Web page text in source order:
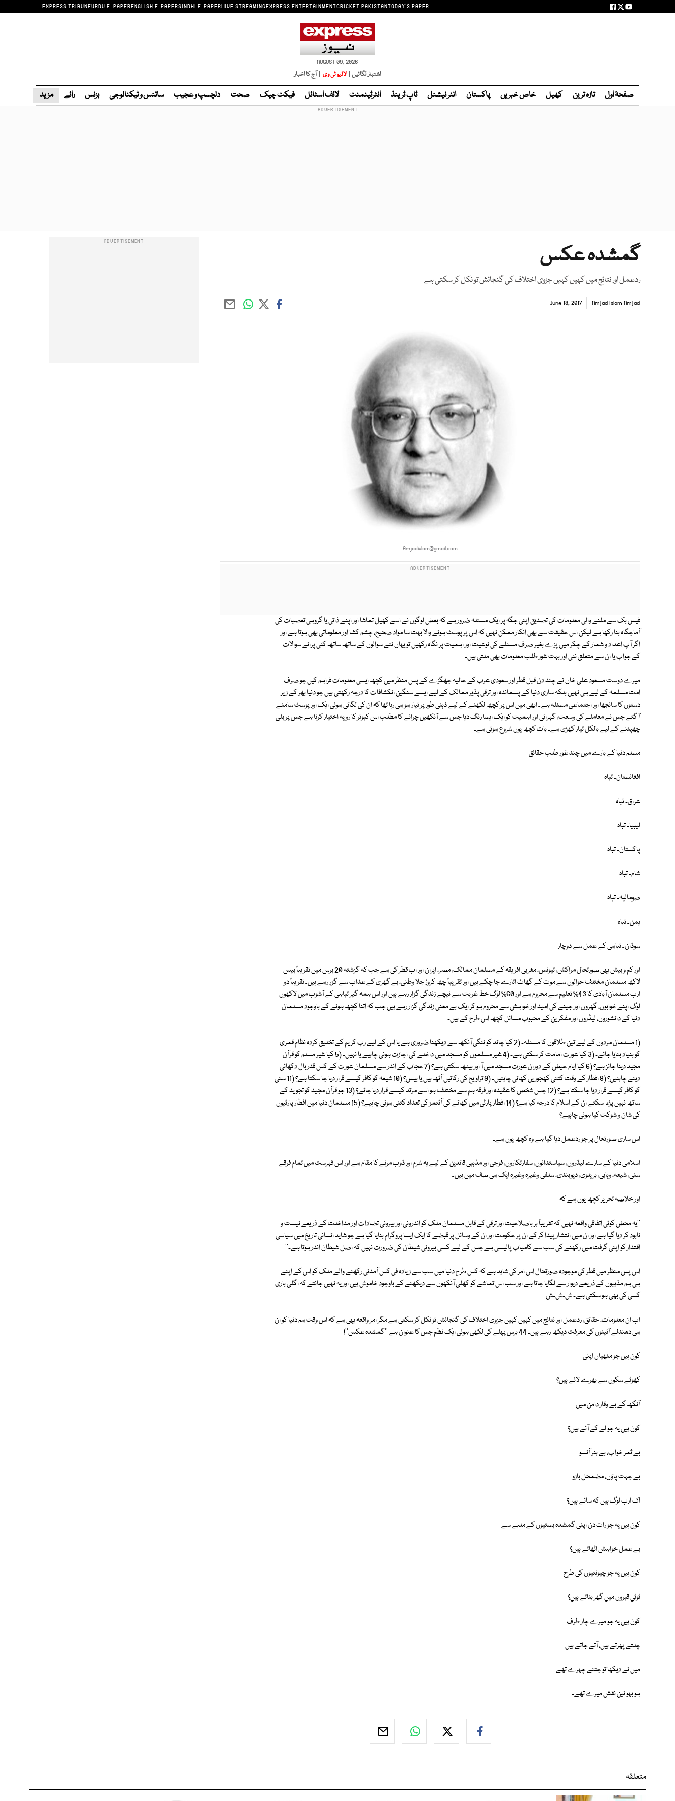
EXPRESS TRIBUNEURDU E-PAPERENGLISH E-PAPERSINDHI E-PAPERLIVE STREAMINGEXPRESS ENTERTAINMENTCRICKET PAKISTANTODAY'S PAPER
AUGUST 09, 2026
اشتہار لگائیں | لائیو ٹی وی | آج کا اخبار
صفحۂ اول تازہ ترین کھیل خاص خبریں پاکستان انٹر نیشنل ٹاپ ٹرینڈ انٹرٹینمنٹ لائف اسٹائل فیکٹ چیک صحت دلچسپ و عجیب سائنس و ٹیکنالوجی بزنس رائے مزید
گمشدہ عکس
ردعمل اور نتائج میں کہیں کہیں جزوی اختلاف کی گنجائش تو نکل کر سکتی ہے
Amjad Islam Amjad
June 18, 2017
Amjadislam@gmail.com
فیس بک سے ملنے والی معلومات کی تصدیق اپنی جگہ پر ایک مسئلہ ضرور ہے کہ بعض لوگوں نے اسے کھیل تماشا اور اپنے ذاتی یا گروہی تعصبات کی
آماجگاہ بنا رکھا ہے لیکن اس حقیقت سے بھی انکار ممکن نہیں کہ اس پر پوسٹ ہونے والا بہت سا مواد صحیح، چشم کشا اور معلوماتی بھی ہوتا ہے اور
اگر آپ اعداد و شمار کے چکر میں پڑے بغیر صرف مسئلے کی نوعیت اور اہمیت پر نگاہ رکھیں تو یہاں نئے سوالوں کے ساتھ ساتھ کئی پرانے سوالات
کے جواب یا ان سے متعلق نئی اور بہت غور طلب معلومات بھی ملتی ہیں۔
میرے دوست مسعود علی خاں نے چند دن قبل قطر اور سعودی عرب کے حالیہ جھگڑے کے پس منظر میں کچھ ایسی معلومات فراہم کیں جو صرف
امت مسلمہ کے لیے ہی نہیں بلکہ ساری دنیا کے پسماندہ اور ترقی پذیر ممالک کے لیے ایسے سنگین انکشافات کا درجہ رکھتی ہیں جو دنیا بھر کے زیر
دستوں کا سانجھا اور اجتماعی مسئلہ ہے۔ ابھی میں اس پر کچھ لکھنے کے لیے ذہنی طور پر تیار ہو ہی رہا تھا کہ ان کی لگائی ہوئی ایک اور پوسٹ سامنے
آ گئے جس نے معاملے کی وسعت، گہرائی اور اہمیت کو ایک ایسا رنگ دیا جس سے آنکھیں چرانے کا مطلب اس کبوتر کا رویہ اختیار کرنا ہے جس پر بلی
چھپٹنے کے لیے بالکل تیار کھڑی ہے۔ بات کچھ یوں شروع ہوتی ہے۔
مسلم دنیا کے بارے میں چند غور طلب حقائق
افغانستان۔ تباہ
عراق۔ تباہ
لیبیا۔ تباہ
پاکستان۔ تباہ
شام۔ تباہ
صومالیہ۔ تباہ
یمن۔ تباہ
سوڈان۔ تباہی کے عمل سے دوچار
اور کم و بیش یہی صورتحال مراکش، تیونس، مغربی افریقہ کے مسلمان ممالک، مصر، ایران اور اب قطر کی ہے جب کہ گزشتہ 20 برس میں تقریباً بیس
لاکھ مسلمان مختلف حوالوں سے موت کے گھاٹ اتارے جا چکے ہیں اور تقریباً چھ کروڑ جلا وطنی، بے گھری کے عذاب سے گزر رہے ہیں۔ تقریباً دو
ارب مسلمان آبادی کا 43% تعلیم سے محروم ہے اور 60% لوگ خط غربت سے نیچے زندگی گزار رہے ہیں اور اس ہمہ گیر تباہی کے آشوب میں لاکھوں
لوگ اپنے خوابوں، گھروں اور جینے کی امید اور خواہش سے محروم ہو کر ایک بے معنی زندگی گزار رہے ہیں جب کہ اتنا کچھ ہونے کے باوجود مسلمان
دنیا کے دانشوروں، لیڈروں اور مفکرین کے محبوب مسائل کچھ اس طرح کے ہیں۔
(1 مسلمان مردوں کے لیے تین طلاقوں کا مسئلہ۔ (2 کیا چاند کو ننگی آنکھ سے دیکھنا ضروری ہے یا اس کے لیے رب کریم کے تخلیق کردہ نظام قمری
کو بنیاد بنایا جائے۔ (3 کیا عورت امامت کر سکتی ہے۔ (4 غیر مسلموں کو مسجد میں داخلے کی اجازت ہونی چاہیے یا نہیں۔ (5 کیا غیر مسلم کو قرآن
مجید دینا جائز ہے؟ (6 کیا ایام حیض کے دوران عورت مسجد میں آ اور بیٹھ سکتی ہے؟ (7 حجاب کے اندر سے مسلمان عورت کے کس قدر بال دکھائی
دینے چاہئیں؟ (8 افطار کے وقت کتنی کھجوریں کھانی چاہئیں۔ (9 تراویح کی رکاتیں آٹھ ہیں یا بیس؟ (10 شیعہ کو کافر کیسے قرار دیا جا سکتا ہے؟ (11 سنی
کو کافر کیسے قرار دیا جا سکتا ہے؟ (12 جس شخص کا عقیدہ اور فرقہ ہم سے مختلف ہو اسے مرتد کیسے قرار دیا جائے؟ (13 جو قرآن مجید کو تجوید کے
ساتھ نہیں پڑھ سکتے ان کے اسلام کا درجہ کیا ہے؟ (14 افطار پارٹی میں کھانے کی آئٹمز کی تعداد کتنی ہونی چاہیے؟ (15 مسلمان دنیا میں افطار پارٹیوں
کی شان و شوکت کیا ہونی چاہیے؟
اس ساری صورتحال پر جو ردعمل دیا گیا ہے وہ کچھ یوں ہے۔
اسلامی دنیا کے سارے لیڈروں، سیاستدانوں، سفارتکاروں، فوجی اور مذہبی قائدین کے لیے یہ شرم اور ڈوب مرنے کا مقام ہے اور اس فہرست میں تمام فرقے
سنی، شیعہ، وہابی، بریلوی، دیوبندی، سلفی وغیرہ وغیرہ ایک ہی صف میں ہیں۔
اور خلاصہ تحریر کچھ یوں ہے کہ
''یہ محض کوئی اتفاقی واقعہ نہیں کہ تقریباً ہر باصلاحیت اور ترقی کے قابل مسلمان ملک کو اندرونی اور بیرونی تضادات اور مداخلت کے ذریعے نیست و
نابود کر دیا گیا ہے اور ان میں انتشار پیدا کر کے ان پر حکومت اور ان کے وسائل پر قبضے کا ایک ایسا پروگرام بنایا گیا ہے جو شاید انسانی تاریخ میں سیاسی
اقتدار کو اپنی گرفت میں رکھنے کی سب سے کامیاب پالیسی ہے جس کے لیے کسی بیرونی شیطان کی ضرورت نہیں کہ اصل شیطان اندر ہوتا ہے۔''
اس پس منظر میں قطر کی موجودہ صورتحال اس امر کی شاہد ہے کہ کس طرح دنیا میں سب سے زیادہ فی کس آمدنی رکھنے والے ملک کو اس کے اپنے
ہی ہم مذہبوں کے ذریعے دیوار سے لگایا جاتا ہے اور سب اس تماشے کو کھلی آنکھوں سے دیکھنے کے باوجود خاموش ہیں اور یہ نہیں جانتے کہ اگلی باری
کسی کی بھی ہو سکتی ہے۔ ش۔ش۔ش
اب ان معلومات، حقائق، ردعمل اور نتائج میں کہیں کہیں جزوی اختلاف کی گنجائش تو نکل کر سکتی ہے مگر امر واقعہ یہی ہے کہ اس وقت ہم دنیا کو ان
ہی دھندلے آئینوں کی معرفت دیکھ رہے ہیں۔ 44 برس پہلے کی لکھی ہوئی ایک نظم جس کا عنوان ہے ''گمشدہ عکس''!
کون ہیں جو مٹھیاں اپنی
کھوٹے سکوں سے بھرے لائے ہیں؟
آنکھ کے بے وقار دامن میں
کون ہیں یہ جو لے کے آئے ہیں؟
بے ثمر خواب، بے ہنر آنسو
بے جہت پاؤں، مضمحل بازو
اک ارب لوگ ہیں کہ سائے ہیں؟
کون ہیں یہ جو رات دن اپنی گمشدہ بستیوں کے ملبے سے
بے عمل خواہش اٹھاتے ہیں؟
کون ہیں یہ جو چیونٹیوں کی طرح
ٹوٹی قبروں میں گھر بناتے ہیں؟
کون ہیں یہ جو میرے چار طرف
چلتے پھرتے ہیں، آتے جاتے ہیں
میں نے دیکھا تو جتنے چہرے تھے
ہو بہو نین نقش میرے تھے۔
متعلقہ